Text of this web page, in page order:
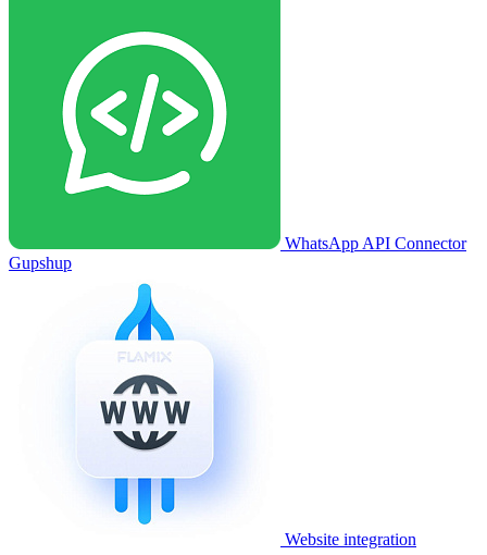
WhatsApp API Connector
Gupshup
Website integration